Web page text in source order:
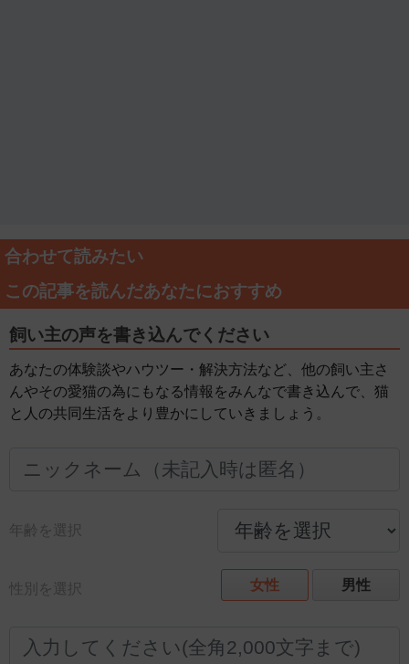
合わせて読みたい
この記事を読んだあなたにおすすめ
飼い主の声を書き込んでください
あなたの体験談やハウツー・解決方法など、他の飼い主さ
んやその愛猫の為にもなる情報をみんなで書き込んで、猫
と人の共同生活をより豊かにしていきましょう。
年齢を選択
性別を選択 女性 男性